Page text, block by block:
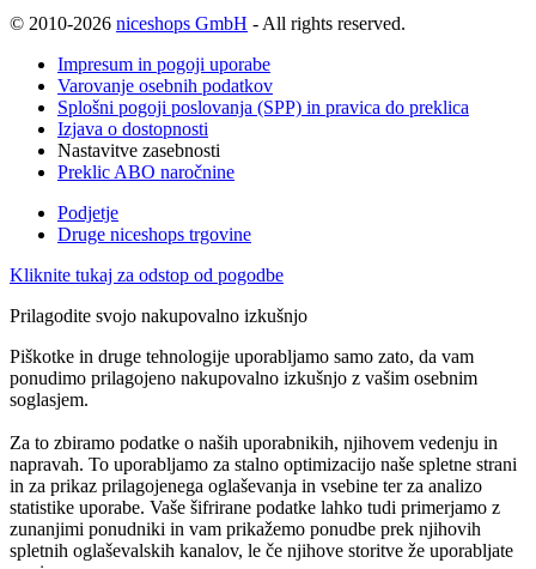
© 2010-2026 niceshops GmbH - All rights reserved.
Impresum in pogoji uporabe
Varovanje osebnih podatkov
Splošni pogoji poslovanja (SPP) in pravica do preklica
Izjava o dostopnosti
Nastavitve zasebnosti
Preklic ABO naročnine
Podjetje
Druge niceshops trgovine
Kliknite tukaj za odstop od pogodbe
Prilagodite svojo nakupovalno izkušnjo
Piškotke in druge tehnologije uporabljamo samo zato, da vam
ponudimo prilagojeno nakupovalno izkušnjo z vašim osebnim
soglasjem.
Za to zbiramo podatke o naših uporabnikih, njihovem vedenju in
napravah. To uporabljamo za stalno optimizacijo naše spletne strani
in za prikaz prilagojenega oglaševanja in vsebine ter za analizo
statistike uporabe. Vaše šifrirane podatke lahko tudi primerjamo z
zunanjimi ponudniki in vam prikažemo ponudbe prek njihovih
spletnih oglaševalskih kanalov, le če njihove storitve že uporabljate